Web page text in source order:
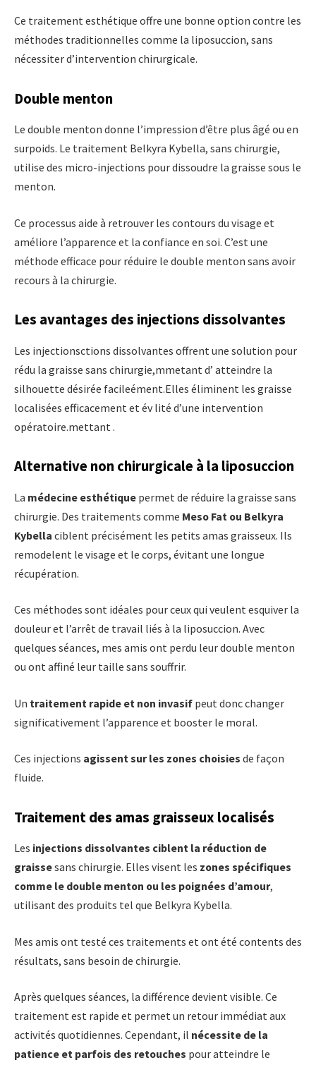
Ce traitement esthétique offre une bonne option contre les
méthodes traditionnelles comme la liposuccion, sans
nécessiter d’intervention chirurgicale.
Double menton
Le double menton donne l’impression d’être plus âgé ou en
surpoids. Le traitement Belkyra Kybella, sans chirurgie,
utilise des micro-injections pour dissoudre la graisse sous le
menton.
Ce processus aide à retrouver les contours du visage et
améliore l’apparence et la confiance en soi. C’est une
méthode efficace pour réduire le double menton sans avoir
recours à la chirurgie.
Les avantages des injections dissolvantes
Les injectionsctions dissolvantes offrent une solution pour
rédu la graisse sans chirurgie,mmetant d’ atteindre la
silhouette désirée facileément.Elles éliminent les graisse
localisées efficacement et év lité d’une intervention
opératoire.mettant .
Alternative non chirurgicale à la liposuccion
La médecine esthétique permet de réduire la graisse sans
chirurgie. Des traitements comme Meso Fat ou Belkyra
Kybella ciblent précisément les petits amas graisseux. Ils
remodelent le visage et le corps, évitant une longue
récupération.
Ces méthodes sont idéales pour ceux qui veulent esquiver la
douleur et l’arrêt de travail liés à la liposuccion. Avec
quelques séances, mes amis ont perdu leur double menton
ou ont affiné leur taille sans souffrir.
Un traitement rapide et non invasif peut donc changer
significativement l’apparence et booster le moral.
Ces injections agissent sur les zones choisies de façon
fluide.
Traitement des amas graisseux localisés
Les injections dissolvantes ciblent la réduction de
graissesans chirurgie. Elles visent les zones spécifiques
comme le double menton ou les poignées d’amour,
utilisant des produits tel que Belkyra Kybella.
Mes amis ont testé ces traitements et ont été contents des
résultats, sans besoin de chirurgie.
Après quelques séances, la différence devient visible. Ce
traitement est rapide et permet un retour immédiat aux
activités quotidiennes. Cependant, il nécessite de la
patience et parfois des retouches pour atteindre le